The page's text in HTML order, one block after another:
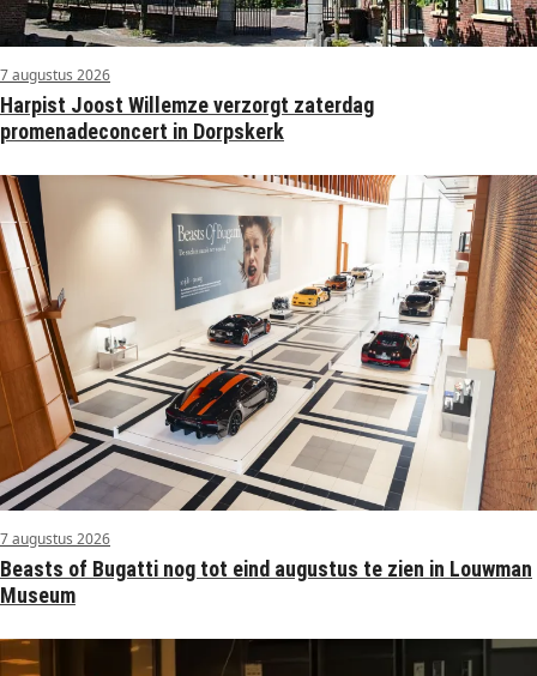
7 augustus 2026
Harpist Joost Willemze verzorgt zaterdag
promenadeconcert in Dorpskerk
7 augustus 2026
Beasts of Bugatti nog tot eind augustus te zien in Louwman
Museum